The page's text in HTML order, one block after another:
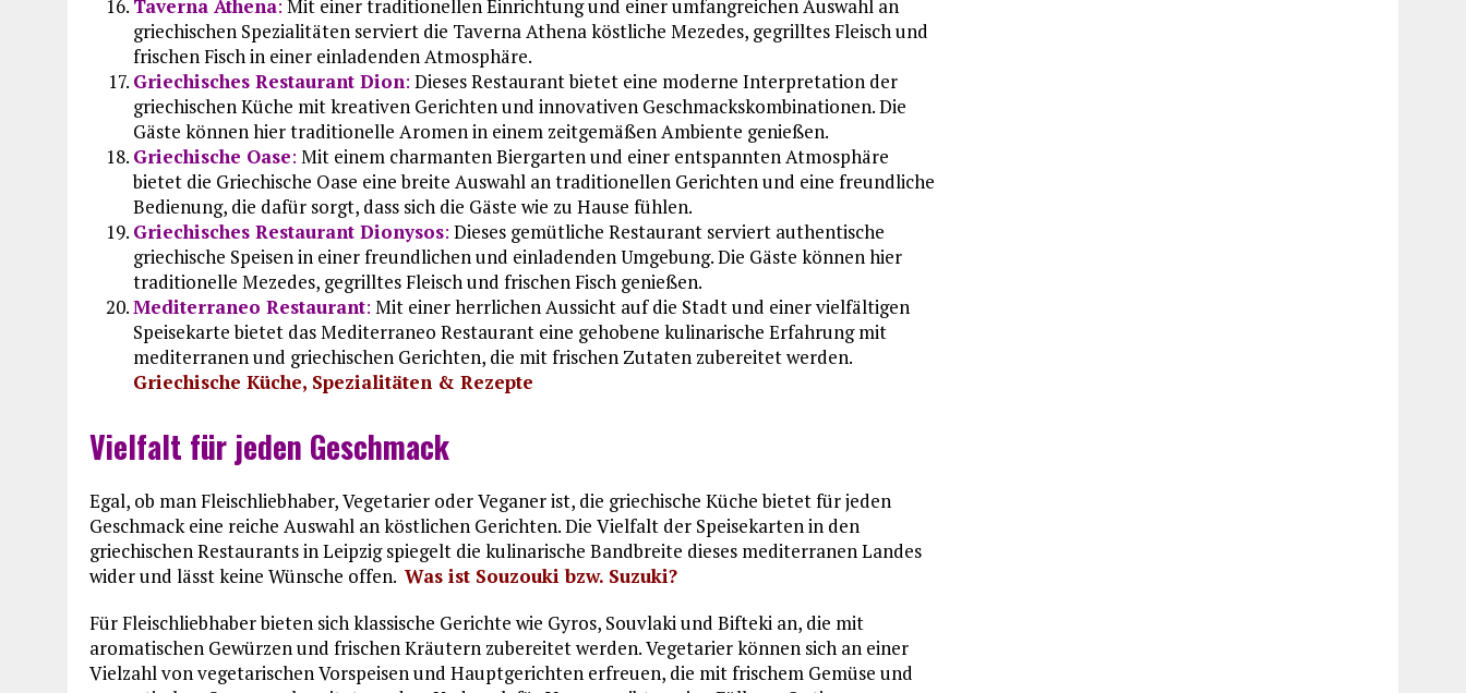
Taverna Athena: Mit einer traditionellen Einrichtung und einer umfangreichen Auswahl an
griechischen Spezialitäten serviert die Taverna Athena köstliche Mezedes, gegrilltes Fleisch und
frischen Fisch in einer einladenden Atmosphäre.
Griechisches Restaurant Dion: Dieses Restaurant bietet eine moderne Interpretation der
griechischen Küche mit kreativen Gerichten und innovativen Geschmackskombinationen. Die
Gäste können hier traditionelle Aromen in einem zeitgemäßen Ambiente genießen.
Griechische Oase: Mit einem charmanten Biergarten und einer entspannten Atmosphäre
bietet die Griechische Oase eine breite Auswahl an traditionellen Gerichten und eine freundliche
Bedienung, die dafür sorgt, dass sich die Gäste wie zu Hause fühlen.
Griechisches Restaurant Dionysos: Dieses gemütliche Restaurant serviert authentische
griechische Speisen in einer freundlichen und einladenden Umgebung. Die Gäste können hier
traditionelle Mezedes, gegrilltes Fleisch und frischen Fisch genießen.
Mediterraneo Restaurant: Mit einer herrlichen Aussicht auf die Stadt und einer vielfältigen
Speisekarte bietet das Mediterraneo Restaurant eine gehobene kulinarische Erfahrung mit
mediterranen und griechischen Gerichten, die mit frischen Zutaten zubereitet werden.
Griechische Küche, Spezialitäten & Rezepte
Vielfalt für jeden Geschmack
Egal, ob man Fleischliebhaber, Vegetarier oder Veganer ist, die griechische Küche bietet für jeden
Geschmack eine reiche Auswahl an köstlichen Gerichten. Die Vielfalt der Speisekarten in den
griechischen Restaurants in Leipzig spiegelt die kulinarische Bandbreite dieses mediterranen Landes
wider und lässt keine Wünsche offen. Was ist Souzouki bzw. Suzuki?
Für Fleischliebhaber bieten sich klassische Gerichte wie Gyros, Souvlaki und Bifteki an, die mit
aromatischen Gewürzen und frischen Kräutern zubereitet werden. Vegetarier können sich an einer
Vielzahl von vegetarischen Vorspeisen und Hauptgerichten erfreuen, die mit frischem Gemüse und